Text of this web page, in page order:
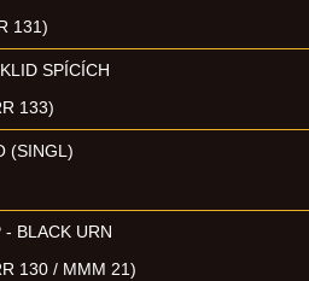
131)
SPÍCÍCH
133)
(SINGL)
- BLACK URN
130 / MMM 21)